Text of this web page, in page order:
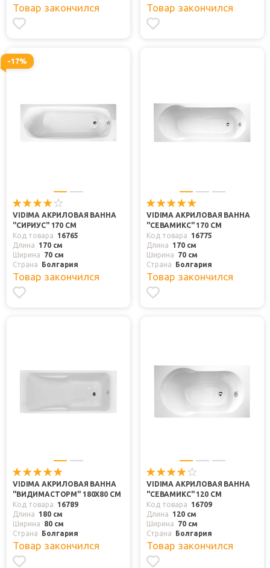
Товар закончился Товар закончился
-17%
VIDIMA АКРИЛОВАЯ ВАННА
"СИРИУС" 170 СМ
Код товара
16765
Длина
170 см
Ширина
70 см
Страна
Болгария
Товар закончился
VIDIMA АКРИЛОВАЯ ВАННА
"СЕВАМИКС" 170 СМ
Код товара
16775
Длина
170 см
Ширина
70 см
Страна
Болгария
Товар закончился
VIDIMA АКРИЛОВАЯ ВАННА
"ВИДИМАСТОРМ" 180X80 СМ
Код товара
16789
Длина
180 см
Ширина
80 см
Страна
Болгария
Товар закончился
VIDIMA АКРИЛОВАЯ ВАННА
"СЕВАМИКС" 120 СМ
Код товара
16709
Длина
120 см
Ширина
70 см
Страна
Болгария
Товар закончился